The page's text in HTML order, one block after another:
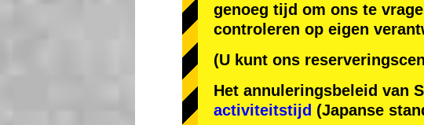
genoeg tijd om ons te
controleren op eigen
(U kunt ons
Het annuleringsbeleid van
activiteitstijd (Japanse